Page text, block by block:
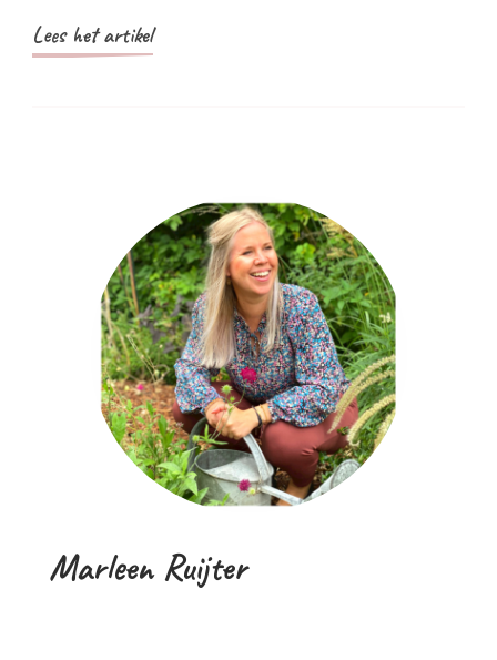
Lees het artikel
Marleen Ruijter